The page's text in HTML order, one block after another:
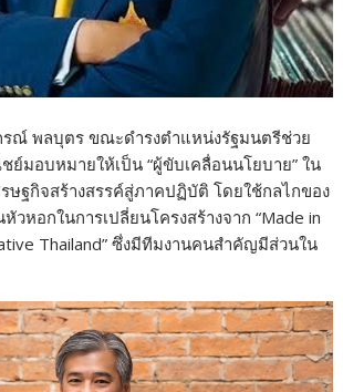
รณ์ พลบุตร ขณะดำรงตำแหน่งรัฐมนตรีช่วย
ย์มอบหมายให้เป็น “ผู้ขับเคลื่อนนโยบาย” ใน
ษฐกิจสร้างสรรค์สู่ภาคปฏิบัติ โดยใช้กลไกของ
วหอกในการเปลี่ยนโครงสร้างจาก “Made in
Thailand” ซึ่งมีทีมงานคนสำคัญมีส่วนใน